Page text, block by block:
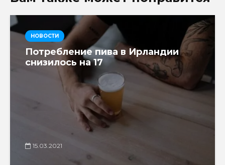
НОВОСТИ
Потребление пива в Ирландии
снизилось на 17
15.03.2021